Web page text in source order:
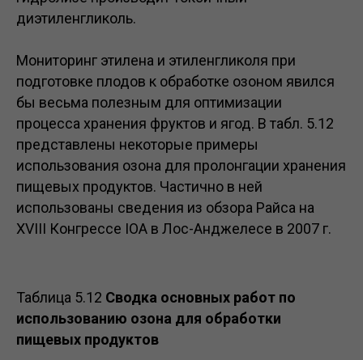
диэтиленгликоль.
Мониторинг этилена и этиленгликоля при
подготовке плодов к обработке озоном явился
бы весьма полезным для оптимизации
процесса хранения фруктов и ягод. В табл. 5.12
представлены некоторые примеры
использования озона для пролонгации хранения
пищевых продуктов. Частично в ней
использованы сведения из обзора Райса на
XVIII Конгрессе ІОА в Лос-Анджелесе в 2007 г.
Таблица 5.12 Сводка основных работ по
использованию озона для обработки
пищевых продуктов